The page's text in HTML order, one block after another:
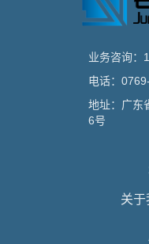
业务咨询：
电话：
地址：广东
6号
关于